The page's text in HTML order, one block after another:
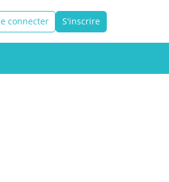
connecter S'inscrire